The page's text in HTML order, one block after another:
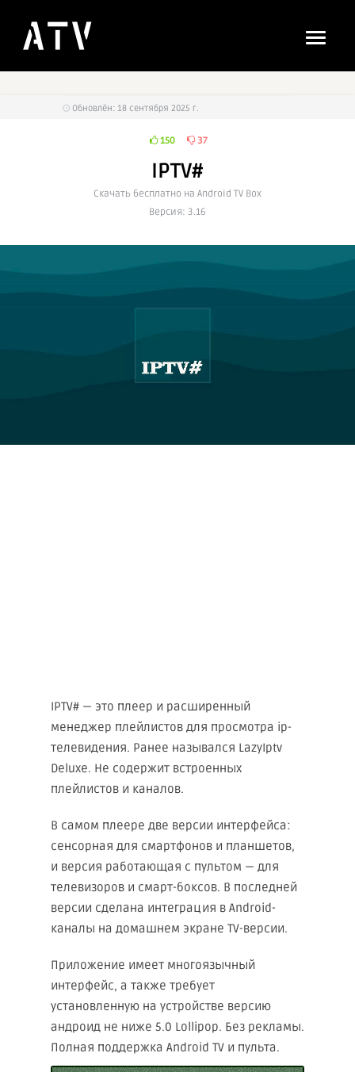
Обновлён: 18 сентября 2025 г.
150 37
IPTV#
Cкачать бесплатно на Android TV Box
Версия: 3.16
IPTV# — это плеер и расширенный
менеджер плейлистов для просмотра ip-
телевидения. Ранее назывался LazyIptv
Deluxe. Не содержит встроенных
плейлистов и каналов.
В самом плеере две версии интерфейса:
сенсорная для смартфонов и планшетов,
и версия работающая с пультом — для
телевизоров и смарт-боксов. В последней
версии сделана интеграция в Android-
каналы на домашнем экране TV-версии.
Приложение имеет многоязычный
интерфейс, а также требует
установленную на устройстве версию
андроид не ниже 5.0 Lollipop. Без рекламы.
Полная поддержка Android TV и пульта.